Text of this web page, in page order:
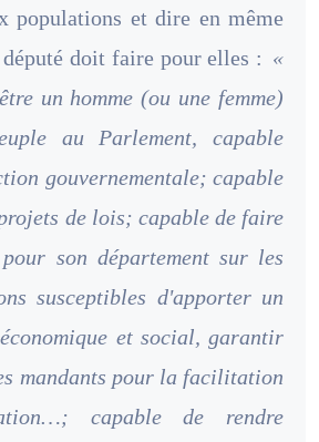
populations et dire en même
député doit faire pour elles : «
un homme (ou une femme)
au Parlement, capable
gouvernementale; capable
de lois; capable de faire
son département sur les
susceptibles d'apporter un
et social, garantir
mandants pour la facilitation
capable de rendre